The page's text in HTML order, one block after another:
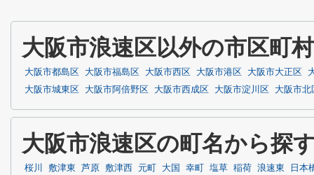
大阪市浪速区以外の市区町
大阪市都島区 大阪市福島区 大阪市西区 大阪市港区 大阪市大正区
大阪市城東区
大阪市阿倍野区 大阪市西成区 大阪市淀川区 大阪市北
大阪市浪速区の町名から探
桜川 敷津東 芦原 敷津西 元町 大国 幸町 塩草 稲荷 浪速東
日本